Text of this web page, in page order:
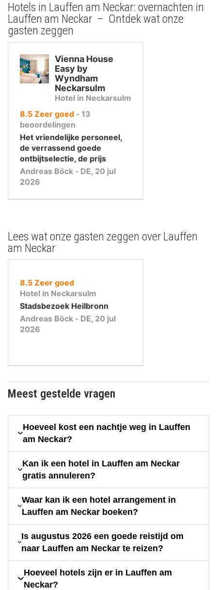
Hotels in Lauffen am Neckar: overnachten in
Lauffen am Neckar – Ontdek wat onze
gasten zeggen
Vienna House
Easy by
Wyndham
Neckarsulm
Hotel in Neckarsulm
8.5uit
10
,
Zeer goed ‐ 13
beoordelingen
Het vriendelijke personeel,
de verrassend goede
ontbijtselectie, de prijs
Andreas Böck ‐ DE, 20 jul
2026
Lees wat onze gasten zeggen over Lauffen
am Neckar
8.5uit
10
,
Zeer goed
Hotel in Neckarsulm
Stadsbezoek Heilbronn
Andreas Böck ‐ DE, 20 jul
2026
Meest gestelde vragen
Hoeveel kost een nachtje weg in Lauffen
am Neckar?
Kan ik een hotel in Lauffen am Neckar
gratis annuleren?
Waar kan ik een hotel arrangement in
Lauffen am Neckar boeken?
Is augustus 2026 een goede reistijd om
naar Lauffen am Neckar te reizen?
Hoeveel hotels zijn er in Lauffen am
Neckar?